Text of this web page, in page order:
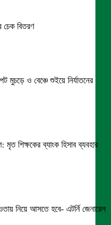
চেক বিতরণ
মুচড়ে ও বেঞ্চে শুইয়ে নির্যাতনের
শিক্ষকের ব্যাংক হিসাব ব্যবহার
নিয়ে আসতে হবে- এটর্নি জেনারেল